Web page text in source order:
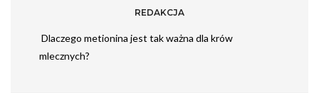
REDAKCJA
Dlaczego metionina jest tak ważna dla krów
mlecznych?